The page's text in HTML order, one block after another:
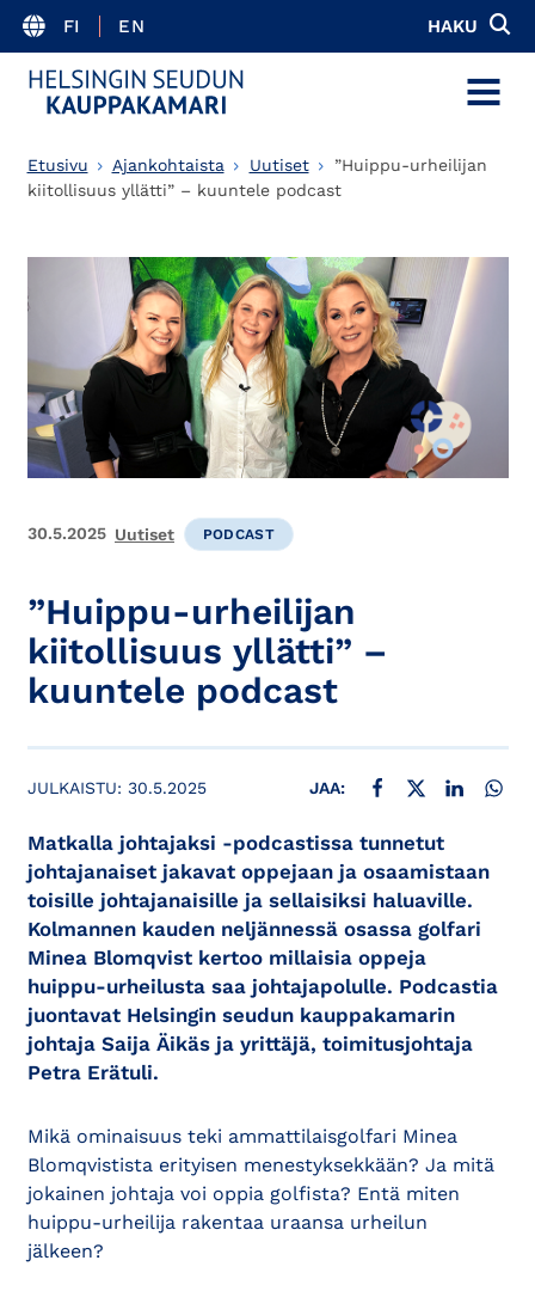
FI EN HAKU
MENU
Etusivu Ajankohtaista Uutiset
”Huippu-urheilijan
kiitollisuus yllätti” – kuuntele podcast
30.5.2025 Uutiset PODCAST
”Huippu-urheilijan
kiitollisuus yllätti” –
kuuntele podcast
JULKAISTU: 30.5.2025 JAA: JAA FACEBOOKISSA
JAA X:SSÄ JAA
Matkalla johtajaksi -podcastissa tunnetut
johtajanaiset jakavat oppejaan ja osaamistaan
toisille johtajanaisille ja sellaisiksi haluaville.
Kolmannen kauden neljännessä osassa golfari
Minea Blomqvist kertoo millaisia oppeja
huippu-urheilusta saa johtajapolulle. Podcastia
juontavat Helsingin seudun kauppakamarin
johtaja Saija Äikäs ja yrittäjä, toimitusjohtaja
Petra Erätuli.
Mikä ominaisuus teki ammattilaisgolfari Minea
Blomqvistista erityisen menestyksekkään? Ja mitä
jokainen johtaja voi oppia golfista? Entä miten
huippu-urheilija rakentaa uraansa urheilun
jälkeen?